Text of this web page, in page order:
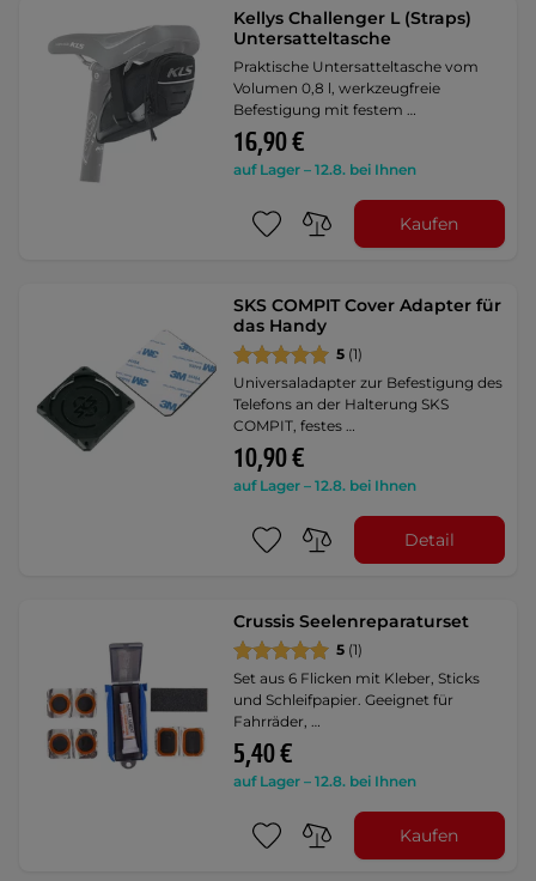
Kellys Challenger L (Straps)
Untersatteltasche
Praktische Untersatteltasche vom
Volumen 0,8 l, werkzeugfreie
Befestigung mit festem …
16,90 €
auf Lager – 12.8. bei Ihnen
Kaufen
SKS COMPIT Cover Adapter für
das Handy
5 (1)
Universaladapter zur Befestigung des
Telefons an der Halterung SKS
COMPIT, festes …
10,90 €
auf Lager – 12.8. bei Ihnen
Detail
Crussis Seelenreparaturset
5 (1)
Set aus 6 Flicken mit Kleber, Sticks
und Schleifpapier. Geeignet für
Fahrräder, …
5,40 €
auf Lager – 12.8. bei Ihnen
Kaufen